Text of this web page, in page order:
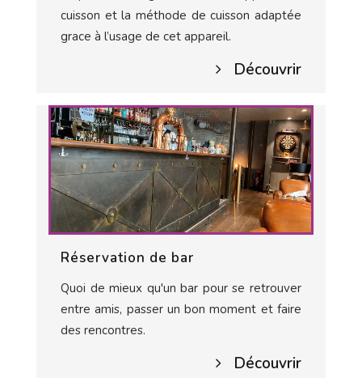
cuisson et la méthode de cuisson adaptée
grace à l’usage de cet appareil.
Découvrir
Réservation de bar
Quoi de mieux qu'un bar pour se retrouver
entre amis, passer un bon moment et faire
des rencontres.
Découvrir